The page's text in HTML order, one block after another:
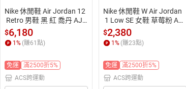
Nike 休閒鞋 Air Jordan 12
Retro 男鞋 黑 紅 喬丹 AJ1
2 CT8013-003
$6,180
1% (賺61點)
免運
滿2500折5%
ACS跨運動
Nike 休閒鞋 W Air Jordan
1 Low SE 女鞋 草莓粉 AJ1
喬丹 IB8156-133
$2,380
1% (賺23點)
免運
滿2500折5%
ACS跨運動